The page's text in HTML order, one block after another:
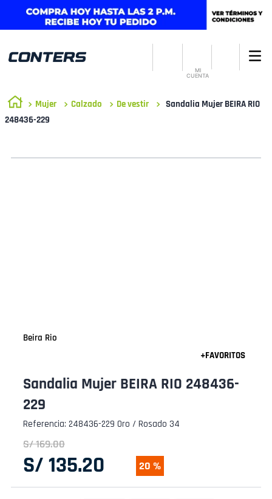
MI
CUENTA
Mujer Calzado De vestir
Sandalia Mujer BEIRA RIO
248436-229
Beira Rio
Sandalia Mujer BEIRA RIO 248436-
229
Referencia: 248436-229 Oro / Rosado 34
S/169.00
S/ 135.20 20 %